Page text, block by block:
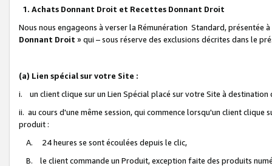
1. Achats Donnant Droit et Recettes Donnant Droit
Nous nous engageons à verser la Rémunération Standard, présentée
Donnant Droit » qui – sous réserve des exclusions décrites dans le
(a) Lien spécial sur votre Site :
i. un client clique sur un Lien Spécial placé sur votre Site à destination
ii. au cours d'une même session, qui commence lorsqu'un client
produit :
A. 24 heures se sont écoulées depuis le clic,
B. le client commande un Produit, exception faite des produits